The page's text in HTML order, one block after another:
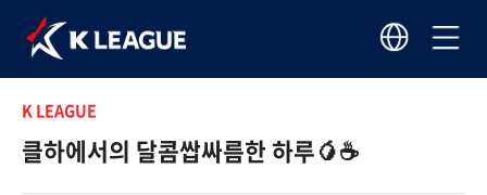
K LEAGUE
클하에서의 달콤쌉싸름한 하루🥭☕